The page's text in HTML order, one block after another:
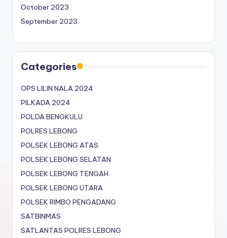
October 2023
September 2023
Categories
OPS LILIN NALA 2024
PILKADA 2024
POLDA BENGKULU
POLRES LEBONG
POLSEK LEBONG ATAS
POLSEK LEBONG SELATAN
POLSEK LEBONG TENGAH
POLSEK LEBONG UTARA
POLSEK RIMBO PENGADANG
SATBINMAS
SATLANTAS POLRES LEBONG